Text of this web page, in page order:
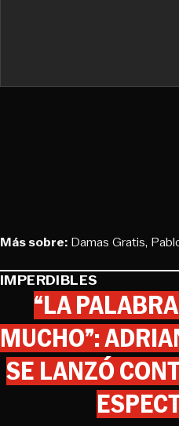
Más sobre: Damas Gratis
IMPERDIBLES
“LA
MUCHO”:
SE LANZÓ